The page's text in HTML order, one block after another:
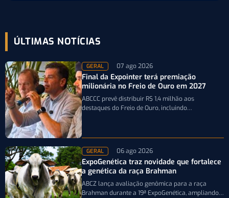
ÚLTIMAS NOTÍCIAS
GERAL 07 ago 2026
Final da Expointer terá premiação
milionária no Freio de Ouro em 2027
ABCCC prevê distribuir R$ 1,4 milhão aos
destaques do Freio de Ouro, incluindo
GERAL 06 ago 2026
ExpoGenética traz novidade que fortalece
a genética da raça Brahman
ABCZ lança avaliação genômica para a raça
Brahman durante a 19ª ExpoGenética, ampliando a